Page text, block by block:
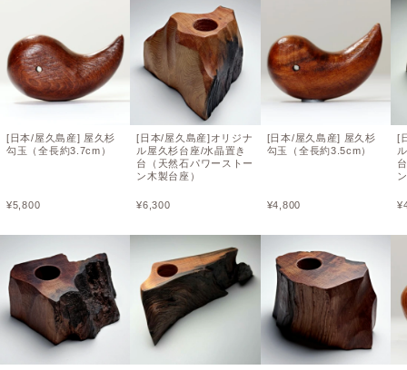
[日本/屋久島産] 屋久杉
勾玉（全長約3.7cm）
¥5,800
[日本/屋久島産]オリジナ
ル屋久杉台座/水晶置き
台（天然石パワーストー
ン木製台座）
¥6,300
[日本/屋久島産] 屋久杉
勾玉（全長約3.5cm）
¥4,800
[
¥